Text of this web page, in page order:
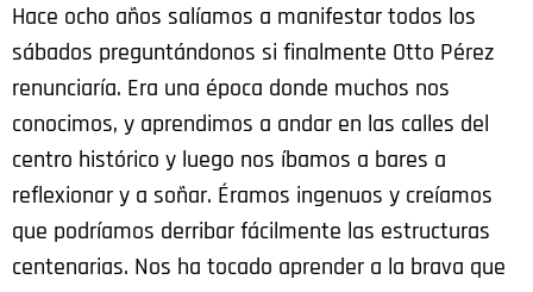
Hace ocho años salíamos a manifestar todos los
sábados preguntándonos si finalmente Otto Pérez
renunciaría. Era una época donde muchos nos
conocimos, y aprendimos a andar en las calles del
centro histórico y luego nos íbamos a bares a
reflexionar y a soñar. Éramos ingenuos y creíamos
que podríamos derribar fácilmente las estructuras
centenarias. Nos ha tocado aprender a la brava que